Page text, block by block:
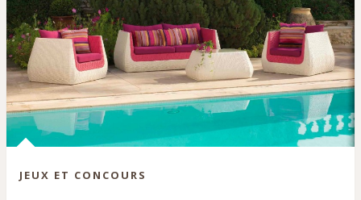
JEUX ET CONCOURS